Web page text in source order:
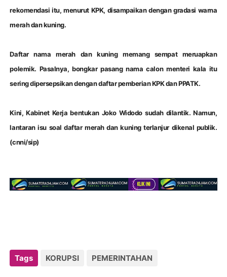
rekomendasi itu, menurut KPK, disampaikan dengan gradasi warna
merah dan kuning.
Daftar nama merah dan kuning memang sempat meruapkan
polemik. Pasalnya, bongkar pasang nama calon menteri kala itu
sering dipersepsikan dengan daftar pemberian KPK dan PPATK.
Kini, Kabinet Kerja bentukan Joko Widodo sudah dilantik. Namun,
lantaran isu soal daftar merah dan kuning terlanjur dikenal publik.
(cnni/sip)
Tags KORUPSI PEMERINTAHAN